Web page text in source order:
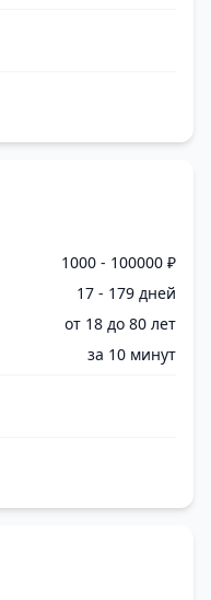
1000 - 100000 ₽
17 - 179 дней
от 18 до 80 лет
за 10 минут